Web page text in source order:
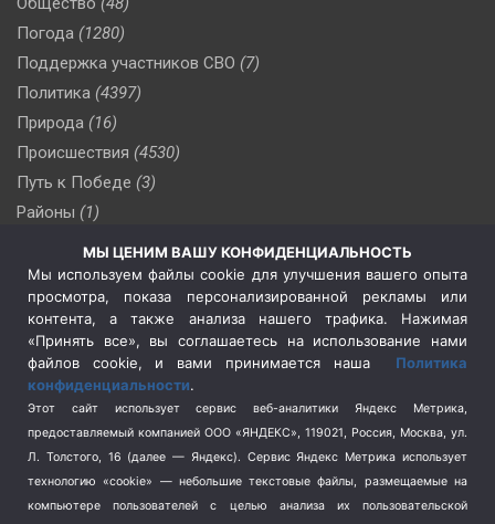
Погода (1280)
Поддержка участников СВО (7)
Политика (4397)
Природа (16)
Происшествия (4530)
Путь к Победе (3)
Районы (1)
(510)
Сельское хозяйство (3)
Социальная политика
(3)
Спецоперация в Украине
Спецоперация на Украине
(404)
Спорт (740)
Терроризм (1)
Транспорт (262)
Туризм (178)
МЫ ЦЕНИМ ВАШУ КОНФИДЕНЦИАЛЬНОСТЬ
Мы используем файлы cookie для улучшения вашего опыта
просмотра, показа персонализированной рекламы или
контента, а также анализа нашего трафика. Нажимая
«Принять все», вы соглашаетесь на использование нами
файлов cookie, и вами принимается наша Политика
конфиденциальности.
Этот сайт использует сервис веб-аналитики Яндекс Метрика,
предоставляемый компанией ООО «ЯНДЕКС», 119021, Россия, Москва, ул.
Л. Толстого, 16 (далее — Яндекс). Сервис Яндекс Метрика использует
технологию «cookie» — небольшие текстовые файлы, размещаемые на
компьютере пользователей с целью анализа их пользовательской